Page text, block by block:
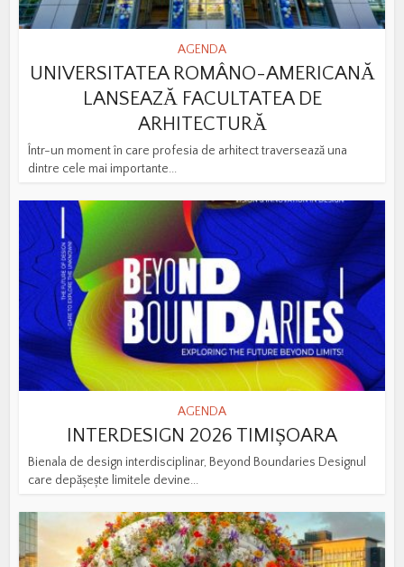
AGENDA
UNIVERSITATEA ROMÂNO-AMERICANĂ
LANSEAZĂ FACULTATEA DE
ARHITECTURĂ
Într-un moment în care profesia de arhitect traversează una
dintre cele mai importante...
AGENDA
INTERDESIGN 2026 TIMIȘOARA
Bienala de design interdisciplinar, Beyond Boundaries Designul
care depășește limitele devine...